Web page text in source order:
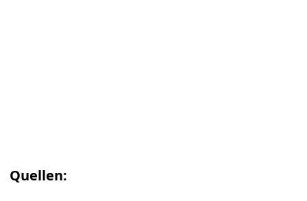
Quellen: